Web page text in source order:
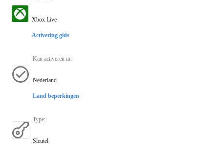
Xbox Live
Activering gids
Kan activeren in:
Nederland
Land beperkingen
Type:
Sleutel